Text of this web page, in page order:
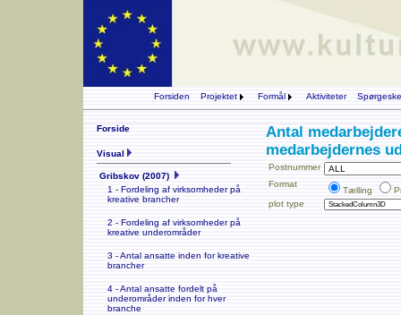
Forsiden Projektet Formål Aktiviteter
Antal
medarbejdernes
Postnummer
Format
Tælling
plot type
Forside
Visual
Gribskov (2007)
1 - Fordeling af virksomheder på
kreative brancher
2 - Fordeling af virksomheder på
kreative underområder
3 - Antal ansatte inden for kreative
brancher
4 - Antal ansatte fordelt på
underområder inden for hver
branche